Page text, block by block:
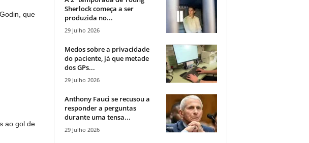
que
ao gol de
Sherlock começa a ser
produzida no...
29 Julho 2026
Medos sobre a privacidade
do paciente, já que metade
dos GPs...
29 Julho 2026
Anthony Fauci se recusou a
responder a perguntas
durante uma tensa...
29 Julho 2026